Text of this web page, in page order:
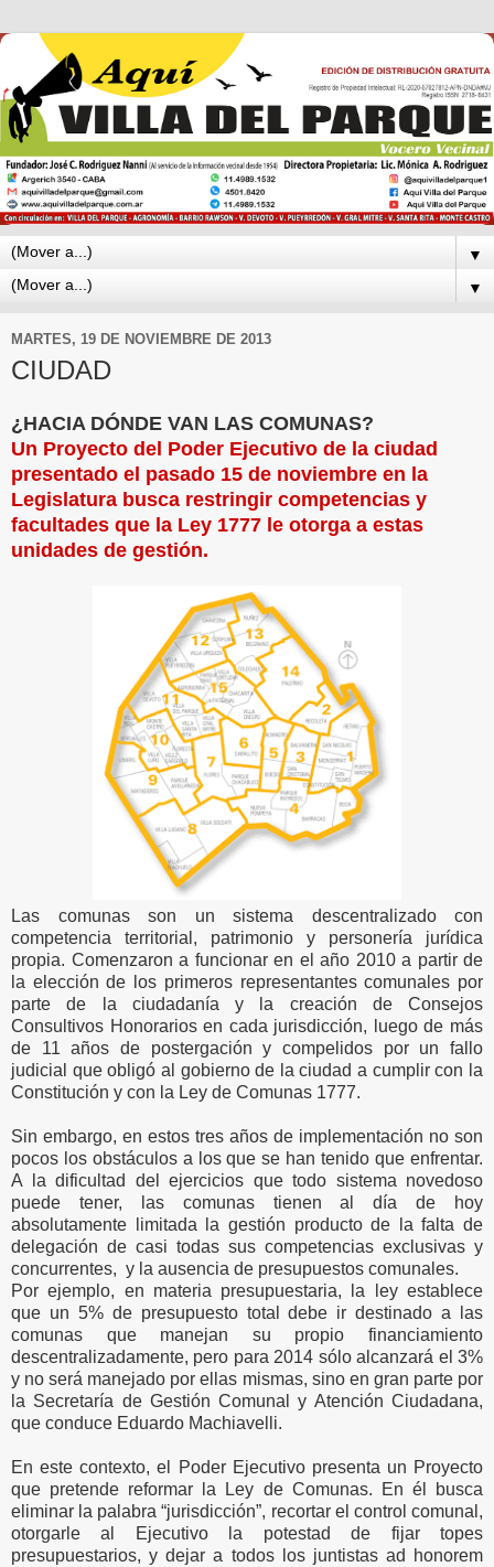
▼
▼
MARTES, 19 DE NOVIEMBRE DE 2013
CIUDAD
¿HACIA DÓNDE VAN LAS COMUNAS?
Un Proyecto del Poder Ejecutivo de la ciudad
presentado el pasado 15 de noviembre en la
Legislatura busca restringir competencias y
facultades que la Ley 1777 le otorga a estas
unidades de gestión.
Las comunas son un sistema descentralizado con
competencia territorial, patrimonio y personería jurídica
propia. Comenzaron a funcionar en el año 2010 a partir de
la elección de los primeros representantes comunales por
parte de la ciudadanía y la creación de Consejos
Consultivos Honorarios en cada jurisdicción, luego de más
de 11 años de postergación y compelidos por un fallo
judicial que obligó al gobierno de la ciudad a cumplir con la
Constitución y con la Ley de Comunas 1777.
Sin embargo, en estos tres años de implementación no son
pocos los obstáculos a los que se han tenido que enfrentar.
A la dificultad del ejercicios que todo sistema novedoso
puede tener, las comunas tienen al día de hoy
absolutamente limitada la gestión producto de la falta de
delegación de casi todas sus competencias exclusivas y
concurrentes, y la ausencia de presupuestos comunales.
Por ejemplo, en materia presupuestaria, la ley establece
que un 5% de presupuesto total debe ir destinado a las
comunas que manejan su propio financiamiento
descentralizadamente, pero para 2014 sólo alcanzará el 3%
y no será manejado por ellas mismas, sino en gran parte por
la Secretaría de Gestión Comunal y Atención Ciudadana,
que conduce Eduardo Machiavelli.
En este contexto, el Poder Ejecutivo presenta un Proyecto
que pretende reformar la Ley de Comunas. En él busca
eliminar la palabra “jurisdicción”, recortar el control comunal,
otorgarle al Ejecutivo la potestad de fijar topes
presupuestarios, y dejar a todos los juntistas ad honorem